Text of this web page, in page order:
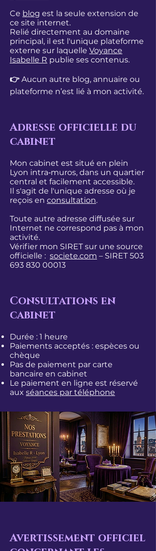
Ce blog est la seule extension de
ce site internet.
Relié directement au domaine
principal, il est l'unique plateforme
externe sur laquelle Voyance
Isabelle R publie ses contenus.
👉 Aucun autre blog, annuaire ou
plateforme n’est lié à mon activité.
Adresse officielle du
cabinet
Mon cabinet est situé en plein
Lyon intra‑muros, dans un quartier
central et facilement accessible.
Il s'agit de l'unique adresse où je
reçois en consultation.
Toute autre adresse diffusée sur
Internet ne correspond pas à mon
activité.
Vérifier mon SIRET sur une source
officielle : societe.com – SIRET 503
693 830 00013
Consultations en
cabinet
Durée : 1 heure
Paiements acceptés : espèces ou
chèque
Pas de paiement par carte
bancaire en cabinet
Le paiement en ligne est réservé
aux séances par téléphone
Avertissement officiel